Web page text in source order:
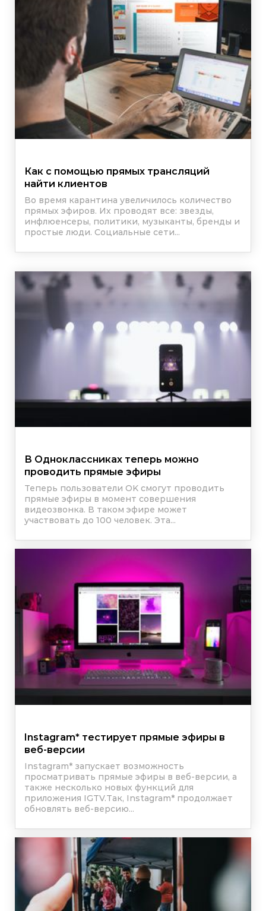
Как с помощью прямых трансляций
найти клиентов
Во время карантина увеличилось количество
прямых эфиров. Их проводят все: звезды,
инфлюенсеры, политики, музыканты, бренды и
простые люди. Социальные сети...
В Одноклассниках теперь можно
проводить прямые эфиры
Теперь пользователи OK смогут проводить
прямые эфиры в момент совершения
видеозвонка. В таком эфире может
участвовать до 100 человек. Эта...
Instagram* тестирует прямые эфиры в
веб-версии
Instagram* запускает возможность
просматривать прямые эфиры в веб-версии, а
также несколько новых функций для
приложения IGTV.Так, Instagram* продолжает
обновлять веб-версию...